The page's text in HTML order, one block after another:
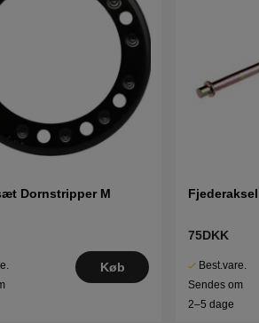
Dornstripper M
Køb
Fjederaksel
75DKK
Best.vare.
Sendes om
2–5 dage